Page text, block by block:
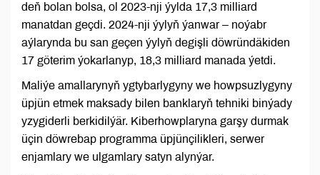
deň bolan bolsa, ol 2023-nji ýylda 17,3 milliard
manatdan geçdi. 2024-nji ýylyň ýanwar – noýabr
aýlarynda bu san geçen ýylyň degişli döwründäkiden
17 göterim ýokarlanyp, 18,3 milliard manada ýetdi.
Maliýe amallarynyň ygtybarlygyny we howpsuzlygyny
üpjün etmek maksady bilen banklaryň tehniki binýady
yzygiderli berkidilýär. Kiberhowplaryna garşy durmak
üçin döwrebap programma üpjünçilikleri, serwer
enjamlary we ulgamlary satyn alynýar.